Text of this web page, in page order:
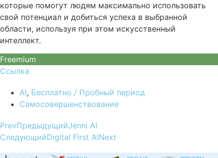
которые помогут людям максимально использовать
свой потенциал и добиться успеха в выбранной
области, используя при этом искусственный
интеллект.
Freemium
Ссылка
AI, Бесплатно / Пробный период
Самосовершенствование
PrevПредыдущийJenni AI
СледующийDigital First AINext